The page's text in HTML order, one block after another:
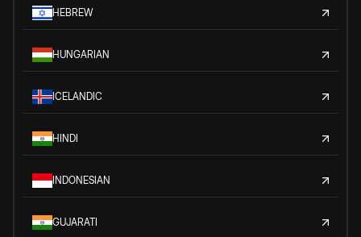
HEBREW
HUNGARIAN
ICELANDIC
HINDI
INDONESIAN
GUJARATI